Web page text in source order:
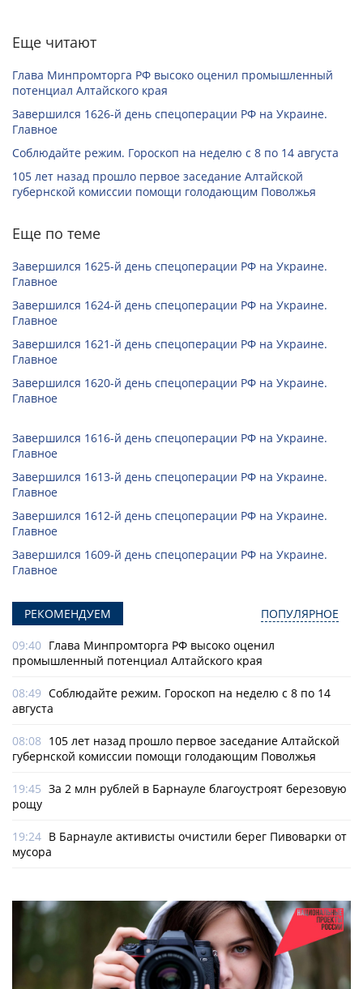
Еще читают
Глава Минпромторга РФ высоко оценил промышленный
потенциал Алтайского края
Завершился 1626-й день спецоперации РФ на Украине.
Главное
Соблюдайте режим. Гороскоп на неделю с 8 по 14 августа
105 лет назад прошло первое заседание Алтайской
губернской комиссии помощи голодающим Поволжья
Еще по теме
Завершился 1625-й день спецоперации РФ на Украине.
Главное
Завершился 1624-й день спецоперации РФ на Украине.
Главное
Завершился 1621-й день спецоперации РФ на Украине.
Главное
Завершился 1620-й день спецоперации РФ на Украине.
Главное
Завершился 1616-й день спецоперации РФ на Украине.
Главное
Завершился 1613-й день спецоперации РФ на Украине.
Главное
Завершился 1612-й день спецоперации РФ на Украине.
Главное
Завершился 1609-й день спецоперации РФ на Украине.
Главное
РЕКОМЕНДУЕМ ПОПУЛЯРНОЕ
09:40 Глава Минпромторга РФ высоко оценил
промышленный потенциал Алтайского края
08:49 Соблюдайте режим. Гороскоп на неделю с 8 по 14
августа
08:08 105 лет назад прошло первое заседание Алтайской
губернской комиссии помощи голодающим Поволжья
19:45 За 2 млн рублей в Барнауле благоустроят березовую
рощу
19:24 В Барнауле активисты очистили берег Пивоварки от
мусора